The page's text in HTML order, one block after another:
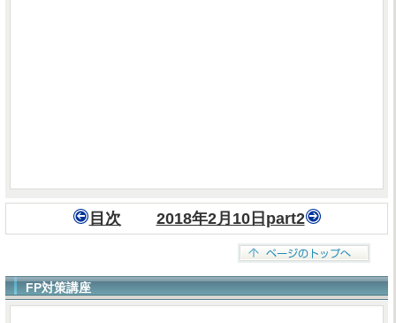
目次 2018年2月10日part2
FP対策講座